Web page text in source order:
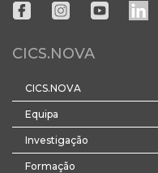
CICS.NOVA
CICS.NOVA
Equipa
Investigação
Formação